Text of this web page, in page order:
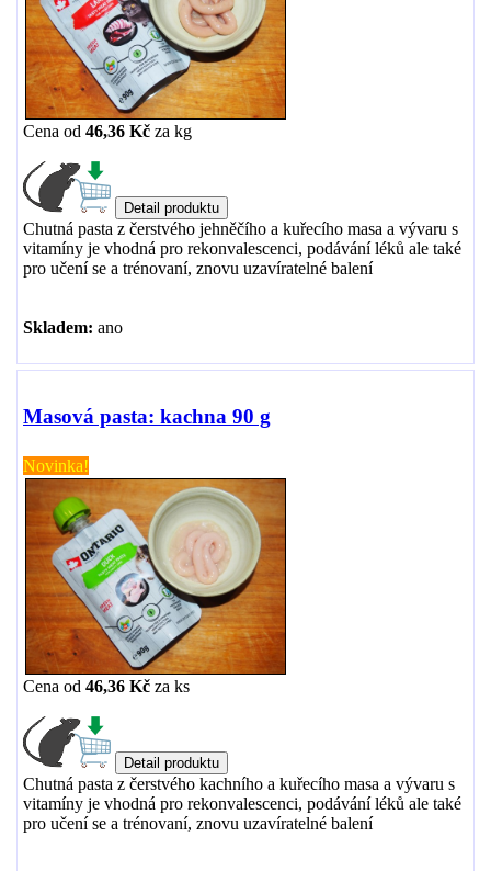
Cena od 46,36 Kč za kg
Chutná pasta z čerstvého jehněčího a kuřecího masa a vývaru s
vitamíny je vhodná pro rekonvalescenci, podávání léků ale také
pro učení se a trénovaní, znovu uzavíratelné balení
Skladem: ano
Masová pasta: kachna 90 g
Novinka!
Cena od 46,36 Kč za ks
Chutná pasta z čerstvého kachního a kuřecího masa a vývaru s
vitamíny je vhodná pro rekonvalescenci, podávání léků ale také
pro učení se a trénovaní, znovu uzavíratelné balení